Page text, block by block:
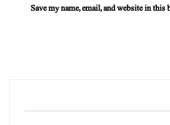
Save my name, email, and website in